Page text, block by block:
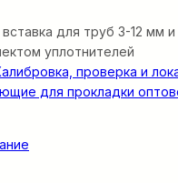
для труб 3-12 мм
уплотнителей
проверка и
для прокладки